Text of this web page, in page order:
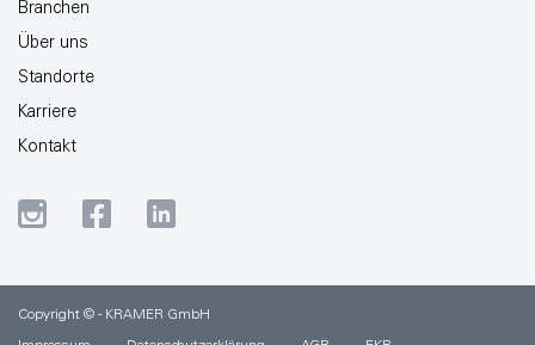
Branchen
Über uns
Standorte
Karriere
Kontakt
Copyright © - KRAMER GmbH